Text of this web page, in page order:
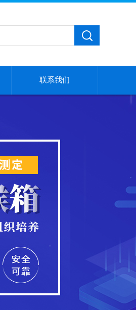
联系我们